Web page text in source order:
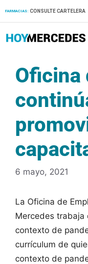
FARMACIAS: CONSULTE CARTELERA
Oficina
6 mayo, 2021
La Oficina de
Mercedes trabaja
contexto de
currículum de
contexto de